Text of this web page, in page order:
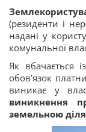
(резиденти і
надані у
комунальної
Як вбачається
обов’язок
виникає у
виникнення
земельною